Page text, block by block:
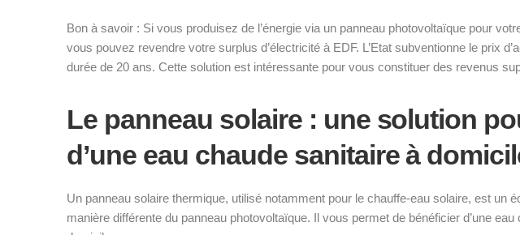
Bon à savoir : Si vous produisez de l’énergie via un panneau photovoltaïque pour
vous pouvez revendre votre surplus d’électricité à EDF. L’Etat subventionne le prix
durée de 20 ans. Cette solution est intéressante pour vous constituer des revenus
Le panneau solaire : une solution
d’une eau chaude sanitaire à
Un panneau solaire thermique, utilisé notamment pour le chauffe-eau solaire, est un
manière différente du panneau photovoltaïque. Il vous permet de bénéficier d’une